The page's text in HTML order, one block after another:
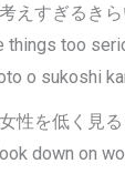
えすぎるきら
things too
o sukoshi
性を低く見る
down on